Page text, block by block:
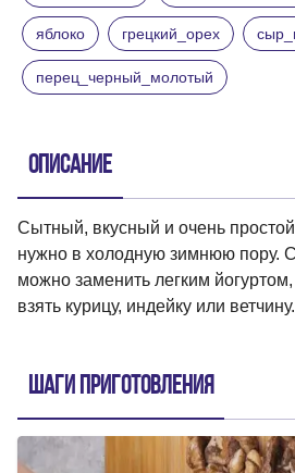
яблоко грецкий_орех
перец_черный_молотый
Описание
Сытный, вкусный и очень
нужно в холодную зимнюю пору.
можно заменить легким
взять курицу, индейку или ветчину.
Шаги приготовления